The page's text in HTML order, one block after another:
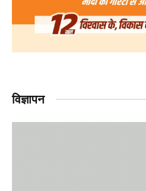
विज्ञापन